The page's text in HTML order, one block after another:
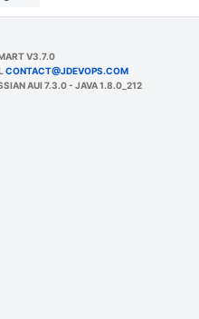
V3.7.0
CONTACT@JDEVOPS.COM
AUI 7.3.0 - JAVA 1.8.0_212